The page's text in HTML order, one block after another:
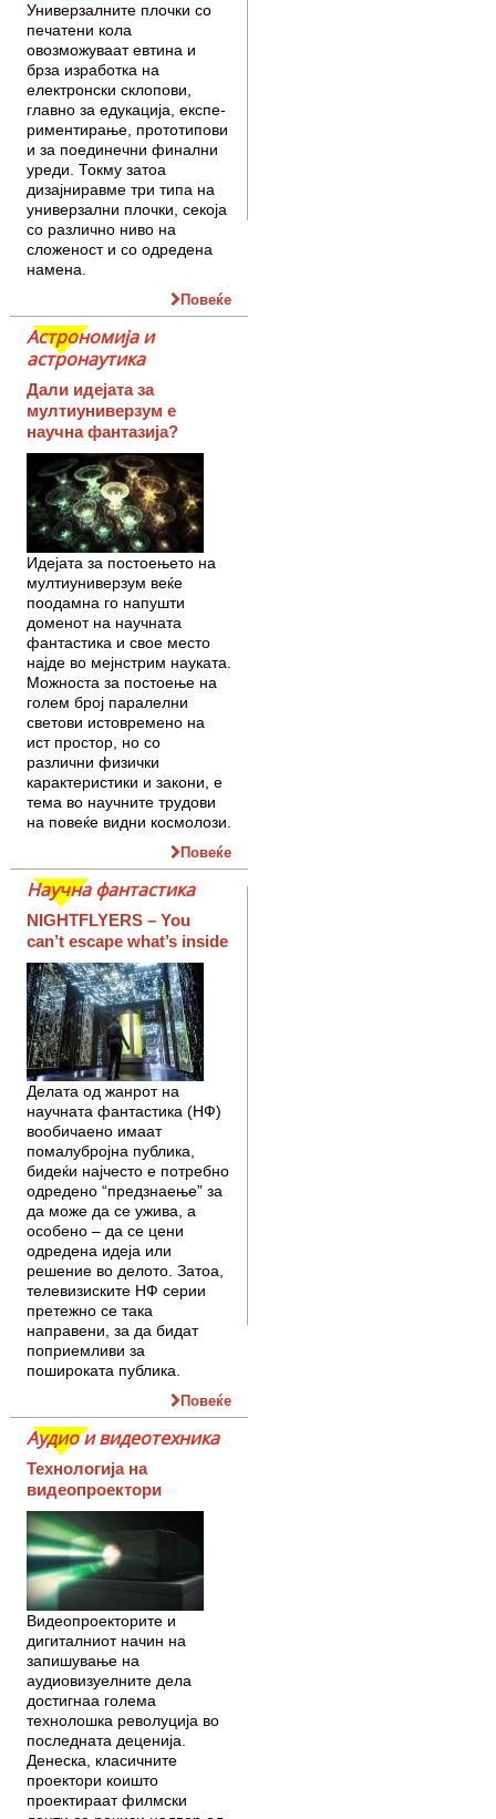
Универзалните плочки со
печа­­тени кола
овозможуваат евтина и
брза изработка на
електронски скло­­пови,
главно за едукација, екс­пе­
риментирање, прототипови
и за поединечни финални
уреди. Токму затоа
дизајниравме три типа на
уни­вер­зални плочки, секоја
со раз­лично ниво на
сложеност и со одре­дена
намена.
Повеќе
Астрономија и
астронаутика
Дали идејата за
мултиуниверзум е
научна фантазија?
Идејата за постоењето на
мултиуниверзум веќе
поодамна го напушти
доменот на научната
фантастика и свое место
најде во мејнстрим науката.
Можноста за постоење на
голем број паралелни
светови истовремено на
ист простор, но со
различни физички
карактеристики и закони, е
тема во научните трудови
на повеќе видни космолози.
Повеќе
Научна фантастика
NIGHTFLYERS – You
can’t escape what’s inside
Делата од жанрот на
научната фантастика (НФ)
вообичаено имаат
помалубројна публика,
бидеќи најчесто е потребно
одредено “предзнаење” за
да може да се ужива, а
особено – да се цени
одредена идеја или
решение во делото. Затоа,
телевизиските НФ серии
претежно се така
направени, за да бидат
поприемливи за
пошироката публика.
Повеќе
Аудио и видеотехника
Технологија на
видеопроектори
Видеопроекторите и
дигиталниот начин на
запишување на
аудиовизуелните дела
достигнаа голема
технолошка револуција во
последната деценија.
Денеска, класичните
проектори коишто
проектираат филмски